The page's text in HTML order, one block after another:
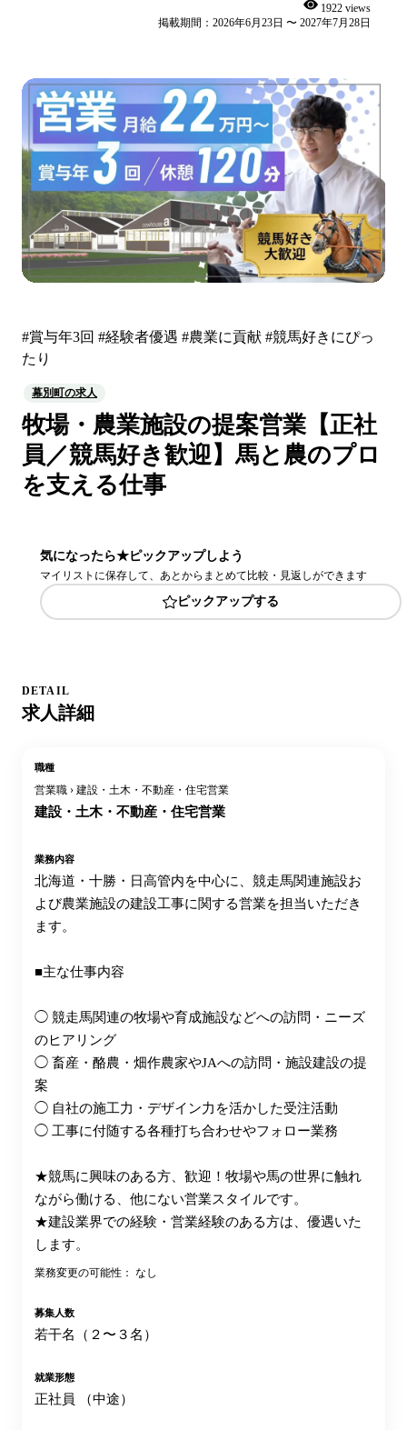
1922 views
掲載期間：2026年6月23日 〜 2027年7月28日
#賞与年3回 #経験者優遇 #農業に貢献 #競馬好きにぴっ
たり
幕別町の求人
牧場・農業施設の提案営業【正社
員／競馬好き歓迎】馬と農のプロ
を支える仕事
気になったら★ピックアップしよう
マイリストに保存して、あとからまとめて比較・見返しができます
ピックアップする
DETAIL
求人詳細
職種
営業職 › 建設・土木・不動産・住宅営業
建設・土木・不動産・住宅営業
業務内容
北海道・十勝・日高管内を中心に、競走馬関連施設お
よび農業施設の建設工事に関する営業を担当いただき
ます。
■主な仕事内容
◯ 競走馬関連の牧場や育成施設などへの訪問・ニーズ
のヒアリング
◯ 畜産・酪農・畑作農家やJAへの訪問・施設建設の提
案
◯ 自社の施工力・デザイン力を活かした受注活動
◯ 工事に付随する各種打ち合わせやフォロー業務
★競馬に興味のある方、歓迎！牧場や馬の世界に触れ
ながら働ける、他にない営業スタイルです。
★建設業界での経験・営業経験のある方は、優遇いた
します。
業務変更の可能性： なし
募集人数
若干名（２〜３名）
就業形態
正社員 （中途）